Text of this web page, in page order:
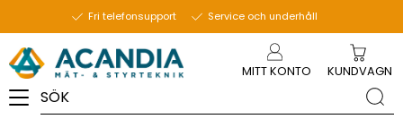
Fri telefonsupport Service och underhåll
MITT KONTO KUNDVAGN